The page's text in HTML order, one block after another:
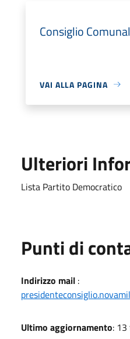
Consiglio
VAI ALLA PAGINA
Ulteriori
Lista Partito Democratico
Punti di
Indirizzo mail :
Ultimo aggiornamento: